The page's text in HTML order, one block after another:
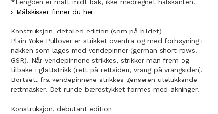
*Lengden er målt midt bak, ikke medregnet halskanten.
Målskisser finner du her
Konstruksjon, detailed edition (som på bildet)
Plain Yoke Pullover er strikket ovenfra og med forhøyning i
nakken som lages med vendepinner (german short rows.
GSR). Når vendepinnene strikkes, strikker man frem og
tilbake i glattstrikk (rett på rettsiden, vrang på vrangsiden).
Bortsett fra vendepinnene strikkes genseren utelukkende i
rettmasker. Det runde bærestykket formes med økninger.
Konstruksjon, debutant edition